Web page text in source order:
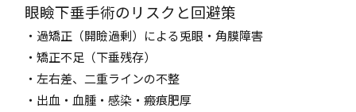
眼瞼下垂手術のリスクと回避策
・過矯正（開瞼過剰）による兎眼・角膜障害
・矯正不足（下垂残存）
・左右差、二重ラインの不整
・出血・血腫・感染・瘢痕肥厚